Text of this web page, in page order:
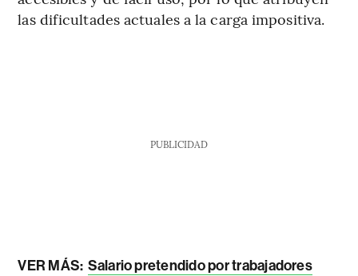
las dificultades actuales a la carga impositiva.
PUBLICIDAD
VER MÁS: Salario pretendido por trabajadores